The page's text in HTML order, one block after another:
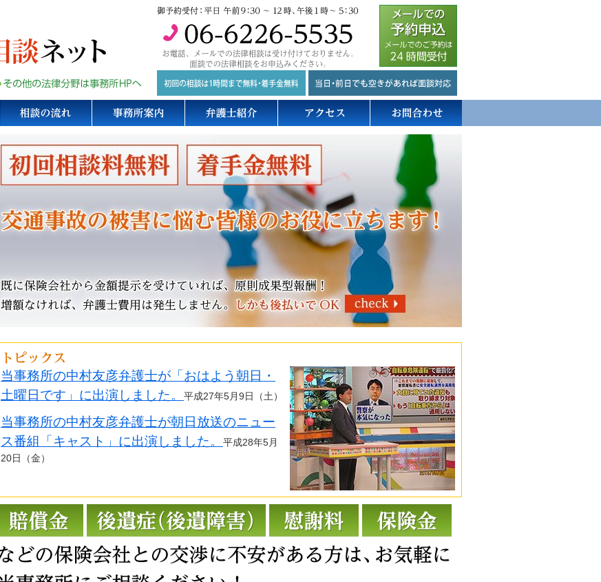
当事務所の中村友彦弁護士が「おはよう朝日・
土曜日です」に出演しました。
平成27年5月9日（土）
当事務所の中村友彦弁護士が朝日放送のニュー
ス番組「キャスト」に出演しました。
平成28年5月
20日（金）